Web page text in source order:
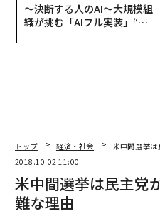
〜決断する人のAI〜大規模組
織が挑む「AIフル実装」“使
トップ 経済・社会
米中間選挙
2018.10.02 11:00
米中間選挙は民主
難な理由